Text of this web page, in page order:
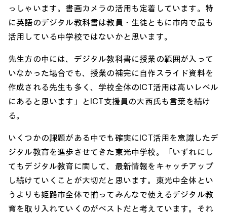
っしゃいます。書画カメラの活用も定着しています。特
に英語のデジタル教科書は教員・生徒ともに市内で最も
活用している中学校ではないかと思います。
先生方の中には、デジタル教科書に授業の範囲が入って
いなかった場合でも、授業の補完に自作スライド資料を
作成される先生も多く、学校全体のICT活用は高いレベル
にあると思います」とICT支援員の大西氏も言葉を続け
る。
いくつかの課題がある中でも確実にICT活用を意識したデ
ジタル教育を進歩させてきた東光中学校。「いずれにし
てもデジタル教育に関して、最新情報をキャッチアップ
し続けていくことが大切だと思います。東光中全体とい
うよりも姫路市全体で揃ってみんなで使えるデジタル教
育を取り入れていくのがベストだと考えています。それ